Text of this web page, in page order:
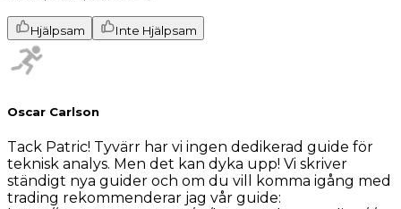
Hjälpsam Inte Hjälpsam
Oscar Carlson
Tack Patric! Tyvärr har vi ingen dedikerad guide för
teknisk analys. Men det kan dyka upp! Vi skriver
ständigt nya guider och om du vill komma igång med
trading rekommenderar jag vår guide: